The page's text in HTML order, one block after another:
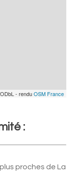
- renduOSM France
:
proches de La